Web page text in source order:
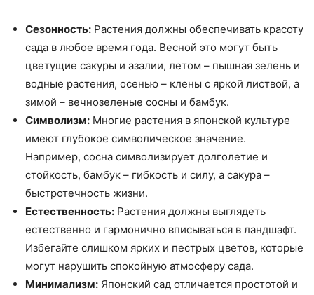
Сезонность: Растения должны обеспечивать красоту
сада в любое время года. Весной это могут быть
цветущие сакуры и азалии, летом – пышная зелень и
водные растения, осенью – клены с яркой листвой, а
зимой – вечнозеленые сосны и бамбук.
Символизм: Многие растения в японской культуре
имеют глубокое символическое значение.
Например, сосна символизирует долголетие и
стойкость, бамбук – гибкость и силу, а сакура –
быстротечность жизни.
Естественность: Растения должны выглядеть
естественно и гармонично вписываться в ландшафт.
Избегайте слишком ярких и пестрых цветов, которые
могут нарушить спокойную атмосферу сада.
Минимализм: Японский сад отличается простотой и